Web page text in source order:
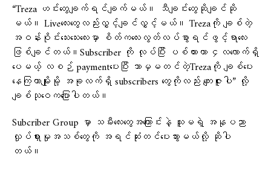
“Treza ဟင်းတွေချက်ရင်ချက်မယ်။ သီချင်းတွေဆိုချင်ဆို
မယ်။ Liveလေးတွေလည်းလွှင့်ချင်လွှင့်မယ်။ Trezaကို ချစ်တဲ့
အဝန်းဝိုင်းသေးသေးလေးမှာ စိတ်ကလေးလွတ်လပ်စွာရင်ဖွင့်ရာလေး
ဖြစ်ချင်တယ်။Subscriber ကို လုပ်ပြီး ပစ်ထားတာ ၄လလောက်ရှိ
ပေမယ့် လစဉ် paymentပေးပြီး ဘာမှမတင်တဲ့Trezaကို ချစ်ပေး
နေကြတာမျိုးမို့ အခုလက်ရှိ subscribers တွေကိုလည်း ကျေးဇူးပါ” လို့
ချစ်သုဝေကပြောပါတယ်။
Subcriber Group မှာ သမီးလေးတွေအကြောင်းနဲ့ သူမရဲ့ အနုပညာ
လှုပ်ရှားမှုအသစ်တွေကို အရင်ဆုံးတင်ပေးသွားမယ်လို့ ဆိုပါ
တယ်။